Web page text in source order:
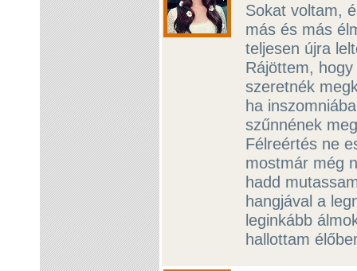
Sokat voltam,
más és más
teljesen újra
Rájöttem,
szeretnék
ha
szűnnének
Félreértés ne
mostmár még
hadd
hangjával a
leginkább
hallottam